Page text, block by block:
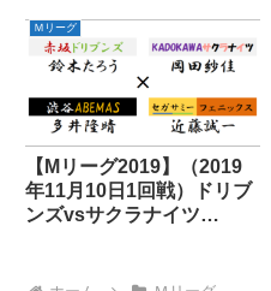
Ｍリーグ
【Mリーグ2019】（2019
年11月10日1回戦）ドリブ
ンズvsサクラナイツ